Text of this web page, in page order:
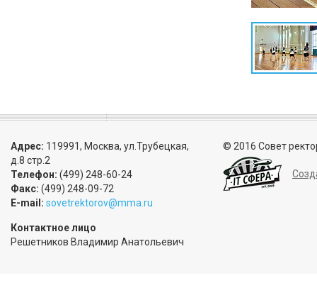
Адрес: 119991, Москва, ул.Трубецкая,
д.8 стр.2
Телефон: (499) 248-60-24
Факс: (499) 248-09-72
E-mail: sovetrektorov@mma.ru
Контактное лицо
Решетников Владимир Анатольевич
© 2016 Совет